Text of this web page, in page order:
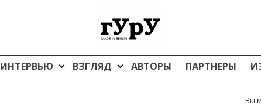
ИНТЕРВЬЮ ВЗГЛЯД АВТОРЫ ПАРТНЕРЫ
Вы